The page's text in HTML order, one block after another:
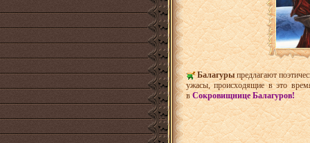
Балагурыпредлагают
ужасы, происходящие в это
вСокровищнице Балагуров!